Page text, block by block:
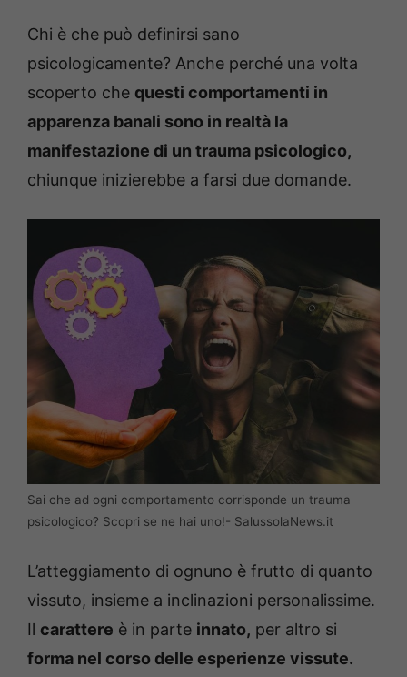
Chi è che può definirsi sano
psicologicamente? Anche perché una volta
scoperto che questi comportamenti in
apparenza banali sono in realtà la
manifestazione di un trauma psicologico,
chiunque inizierebbe a farsi due domande.
Sai che ad ogni comportamento corrisponde un trauma
psicologico? Scopri se ne hai uno!- SalussolaNews.it
L’atteggiamento di ognuno è frutto di quanto
vissuto, insieme a inclinazioni personalissime.
Il carattere è in parte innato, per altro si
forma nel corso delle esperienze vissute.